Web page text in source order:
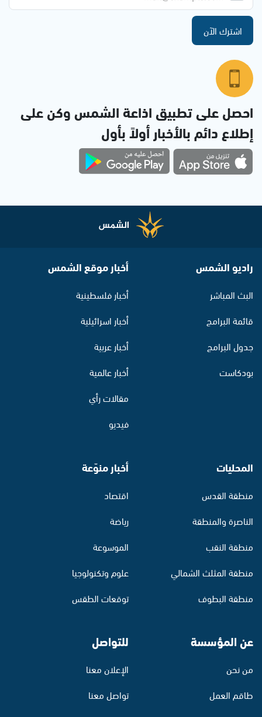
اشترك الآن
احصل على تطبيق اذاعة الشمس وكن على
إطلاع دائم بالأخبار أولاً بأول
راديو الشمس
البث المباشر
قائمة البرامج
جدول البرامج
بودكاست
أخبار موقع الشمس
أخبار فلسطينية
أخبار اسرائيلية
أخبار عربية
أخبار عالمية
مقالات رأي
فيديو
المحليات
منطقة القدس
الناصرة والمنطقة
منطقة النقب
منطقة المثلث الشمالي
منطقة البطوف
أخبار منوّعة
اقتصاد
رياضة
الموسوعة
علوم وتكنولوجيا
توقعات الطقس
عن المؤسسة
من نحن
طاقم العمل
للتواصل
الإعلان معنا
تواصل معنا